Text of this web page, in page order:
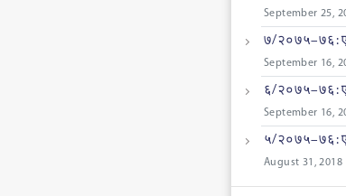
September 25,
७/२०७५–७६:
September 16,
६/२०७५–७६:
September 16,
५/२०७५–७६:
August 31, 2018